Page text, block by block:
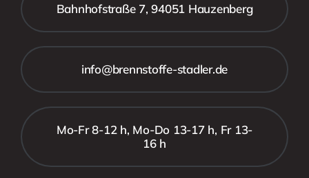
Bahnhofstraße 7, 94051 Hauzenberg
info@brennstoffe-stadler.de
Mo-Fr 8-12 h, Mo-Do 13-17 h, Fr 13-
16 h